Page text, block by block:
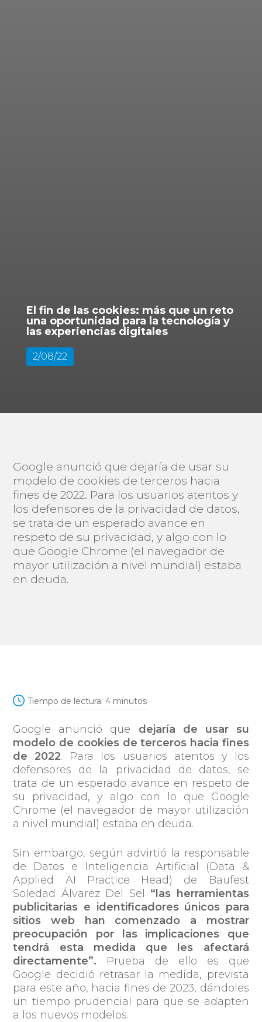
El fin de las cookies: más que un reto
una oportunidad para la tecnología y
las experiencias digitales
2/08/22
Google anunció que dejaría de usar su
modelo de cookies de terceros hacia
fines de 2022. Para los usuarios atentos y
los defensores de la privacidad de datos,
se trata de un esperado avance en
respeto de su privacidad, y algo con lo
que Google Chrome (el navegador de
mayor utilización a nivel mundial) estaba
en deuda.
Tiempo de lectura: 4 minutos
Google anunció que dejaría de usar su
modelo de cookies de terceros hacia fines
de 2022. Para los usuarios atentos y los
defensores de la privacidad de datos, se
trata de un esperado avance en respeto de
su privacidad, y algo con lo que Google
Chrome (el navegador de mayor utilización
a nivel mundial) estaba en deuda.
Sin embargo, según advirtió la responsable
de Datos e Inteligencia Artificial (Data &
Applied AI Practice Head) de Baufest
Soledad Álvarez Del Sel “las herramientas
publicitarias e identificadores únicos para
sitios web han comenzado a mostrar
preocupación por las implicaciones que
tendrá esta medida que les afectará
directamente”. Prueba de ello es que
Google decidió retrasar la medida, prevista
para este año, hacia fines de 2023, dándoles
un tiempo prudencial para que se adapten
a los nuevos modelos.